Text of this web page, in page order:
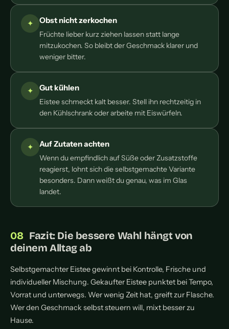
Obst nicht zerkochen
Früchte lieber kurz ziehen lassen statt lange
mitzukochen. So bleibt der Geschmack klarer und
weniger bitter.
Gut kühlen
Eistee schmeckt kalt besser. Stell ihn rechtzeitig in
den Kühlschrank oder arbeite mit Eiswürfeln.
Auf Zutaten achten
Wenn du empfindlich auf Süße oder Zusatzstoffe
reagierst, lohnt sich die selbstgemachte Variante
besonders. Dann weißt du genau, was im Glas
landet.
Fazit: Die bessere Wahl hängt von
deinem Alltag ab
Selbstgemachter Eistee gewinnt bei Kontrolle, Frische und
individueller Mischung. Gekaufter Eistee punktet bei Tempo,
Vorrat und unterwegs. Wer wenig Zeit hat, greift zur Flasche.
Wer den Geschmack selbst steuern will, mixt besser zu
Hause.